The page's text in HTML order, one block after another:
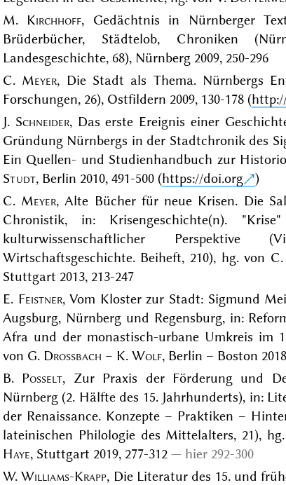
M. Kirchhoff, Gedächtnis in Nürnberger
Brüderbücher, Städtelob, Chroniken
Landesgeschichte, 68), Nürnberg 2009, 250-296
C. Meyer, Die Stadt als Thema. Nürnbergs
Forschungen, 26), Ostfildern 2009, 130-178 (
J. Schneider, Das erste Ereignis einer
Gründung Nürnbergs in der Stadtchronik des
Ein Quellen- und Studienhandbuch zur
Studt, Berlin 2010, 491-500 (https://doi.org
)
C. Meyer, Alte Bücher für neue Krisen. Die
Chronistik, in: Krisengeschichte(n).
kulturwissenschaftlicher
Wirtschaftsgeschichte. Beiheft, 210), hg. von C.
Stuttgart 2013, 213-247
E. Feistner, Vom Kloster zur Stadt: Sigmund
Augsburg, Nürnberg und Regensburg, in:
Afra und der monastisch-urbane Umkreis im
von G. Drossbach – K. Wolf, Berlin – Boston
B. Posselt, Zur Praxis der Förderung und
Nürnberg (2. Hälfte des 15. Jahrhunderts), in:
der Renaissance. Konzepte – Praktiken –
lateinischen Philologie des Mittelalters, 21),
Haye, Stuttgart 2019, 277-312
hier 292-300
W.Williams-Krapp, Die Literatur des 15. und